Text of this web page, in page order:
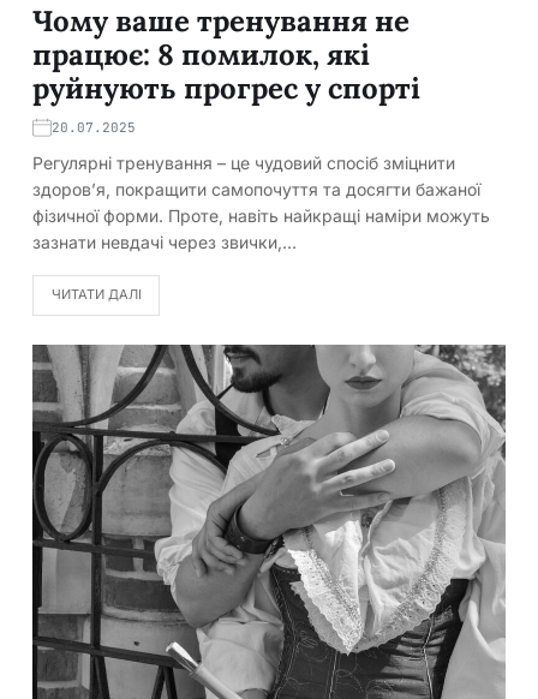
Чому ваше тренування не
працює: 8 помилок, які
руйнують прогрес у спорті
20.07.2025
Регулярні тренування – це чудовий спосіб зміцнити
здоров’я, покращити самопочуття та досягти бажаної
фізичної форми. Проте, навіть найкращі наміри можуть
зазнати невдачі через звички,…
ЧИТАТИ ДАЛІ